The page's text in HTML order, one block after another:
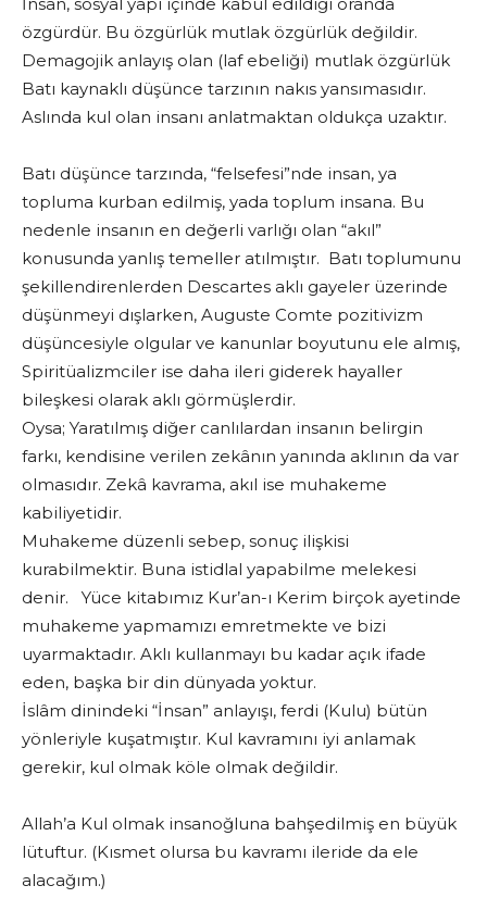
özgürdür. Bu özgürlük mutlak özgürlük değildir.
Demagojik anlayış olan (laf ebeliği) mutlak özgürlük
Batı kaynaklı düşünce tarzının nakıs yansımasıdır.
Aslında kul olan insanı anlatmaktan oldukça uzaktır.
Batı düşünce tarzında, “felsefesi”nde insan, ya
topluma kurban edilmiş, yada toplum insana. Bu
nedenle insanın en değerli varlığı olan “akıl”
konusunda yanlış temeller atılmıştır. Batı toplumunu
şekillendirenlerden Descartes aklı gayeler üzerinde
düşünmeyi dışlarken, Auguste Comte pozitivizm
düşüncesiyle olgular ve kanunlar boyutunu ele almış,
Spiritüalizmciler ise daha ileri giderek hayaller
bileşkesi olarak aklı görmüşlerdir.
Oysa; Yaratılmış diğer canlılardan insanın belirgin
farkı, kendisine verilen zekânın yanında aklının da var
olmasıdır. Zekâ kavrama, akıl ise muhakeme
kabiliyetidir.
Muhakeme düzenli sebep, sonuç ilişkisi
kurabilmektir. Buna istidlal yapabilme melekesi
denir. Yüce kitabımız Kur’an-ı Kerim birçok ayetinde
muhakeme yapmamızı emretmekte ve bizi
uyarmaktadır. Aklı kullanmayı bu kadar açık ifade
eden, başka bir din dünyada yoktur.
İslâm dinindeki “İnsan” anlayışı, ferdi (Kulu) bütün
yönleriyle kuşatmıştır. Kul kavramını iyi anlamak
gerekir, kul olmak köle olmak değildir.
Allah’a Kul olmak insanoğluna bahşedilmiş en büyük
lütuftur. (Kısmet olursa bu kavramı ileride da ele
alacağım.)